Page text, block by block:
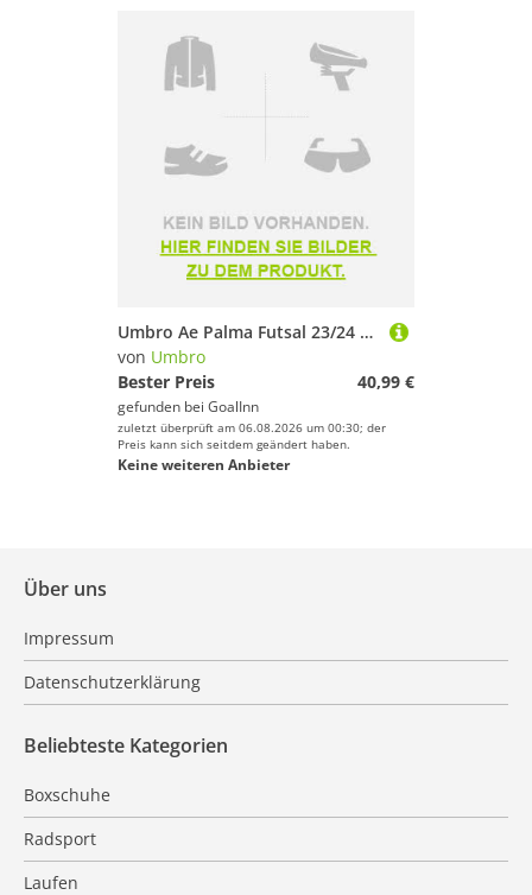
Umbro Ae Palma Futsal 23/24 Third Short Sleeve T-shirt Weiß S
von Umbro
Bester Preis
40,99 €
gefunden bei GoalInn
zuletzt überprüft am 06.08.2026 um 00:30; der
Preis kann sich seitdem geändert haben.
Keine weiteren Anbieter
Über uns
Impressum
Datenschutzerklärung
Beliebteste Kategorien
Boxschuhe
Radsport
Laufen